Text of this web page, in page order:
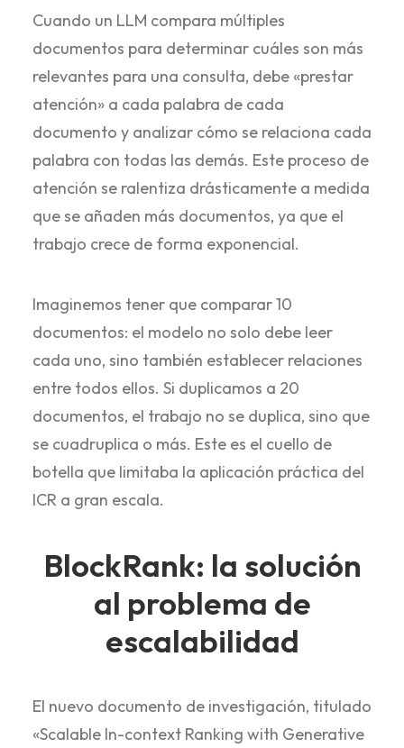
Cuando un LLM compara múltiples
documentos para determinar cuáles son más
relevantes para una consulta, debe «prestar
atención» a cada palabra de cada
documento y analizar cómo se relaciona cada
palabra con todas las demás. Este proceso de
atención se ralentiza drásticamente a medida
que se añaden más documentos, ya que el
trabajo crece de forma exponencial.
Imaginemos tener que comparar 10
documentos: el modelo no solo debe leer
cada uno, sino también establecer relaciones
entre todos ellos. Si duplicamos a 20
documentos, el trabajo no se duplica, sino que
se cuadruplica o más. Este es el cuello de
botella que limitaba la aplicación práctica del
ICR a gran escala.
BlockRank: la solución
al problema de
escalabilidad
El nuevo documento de investigación, titulado
«Scalable In-context Ranking with Generative